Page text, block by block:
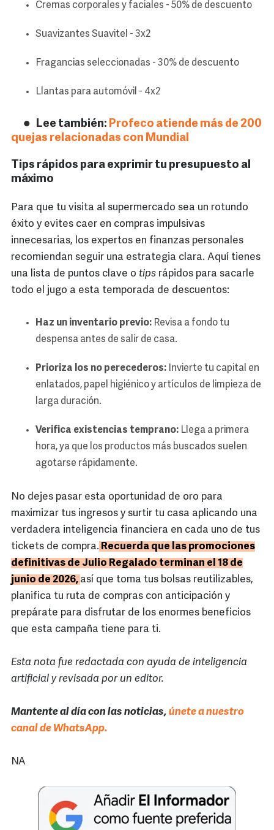
Cremas corporales y faciales - 50% de descuento
Suavizantes Suavitel - 3x2
Fragancias seleccionadas - 30% de descuento
Llantas para automóvil - 4x2
Lee también: Profeco atiende más de 200
quejas relacionadas con Mundial
Tips rápidos para exprimir tu presupuesto al
máximo
Para que tu visita al supermercado sea un rotundo
éxito y evites caer en compras impulsivas
innecesarias, los expertos en finanzas personales
recomiendan seguir una estrategia clara. Aquí tienes
una lista de puntos clave o tips rápidos para sacarle
todo el jugo a esta temporada de descuentos:
Haz un inventario previo: Revisa a fondo tu
despensa antes de salir de casa.
Prioriza los no perecederos: Invierte tu capital en
enlatados, papel higiénico y artículos de limpieza de
larga duración.
Verifica existencias temprano: Llega a primera
hora, ya que los productos más buscados suelen
agotarse rápidamente.
No dejes pasar esta oportunidad de oro para
maximizar tus ingresos y surtir tu casa aplicando una
verdadera inteligencia financiera en cada uno de tus
tickets de compra. Recuerda que las promociones
definitivas de Julio Regalado terminan el 18 de
junio de 2026, así que toma tus bolsas reutilizables,
planifica tu ruta de compras con anticipación y
prepárate para disfrutar de los enormes beneficios
que esta campaña tiene para ti.
Esta nota fue redactada con ayuda de inteligencia
artificial y revisada por un editor.
Mantente al día con las noticias, únete a nuestro
canal de WhatsApp.
NA